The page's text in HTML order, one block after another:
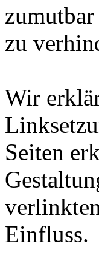
zu
Wir
Seiten
Einfluss.